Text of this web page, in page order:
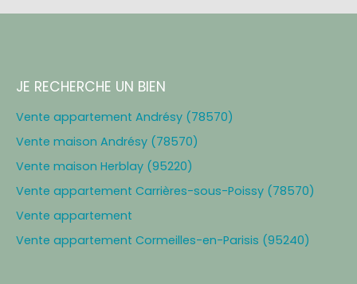
JE RECHERCHE UN BIEN
Vente appartement Andrésy (78570)
Vente maison Andrésy (78570)
Vente maison Herblay (95220)
Vente appartement Carrières-sous-Poissy (78570)
Vente appartement
Vente appartement Cormeilles-en-Parisis (95240)